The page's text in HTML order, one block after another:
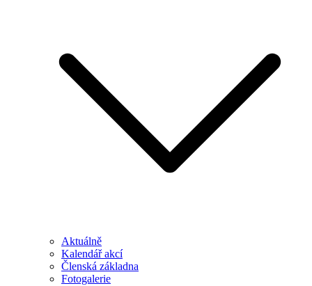
Aktuálně
Kalendář akcí
Členská základna
Fotogalerie